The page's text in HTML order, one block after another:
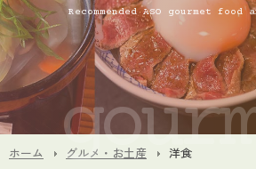
Recommended ASO gourmet food
ホーム グルメ・お土産 洋食